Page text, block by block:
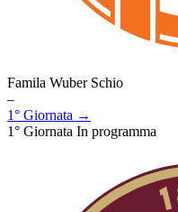
Famila Wuber Schio
–
1° Giornata →
1° Giornata In programma